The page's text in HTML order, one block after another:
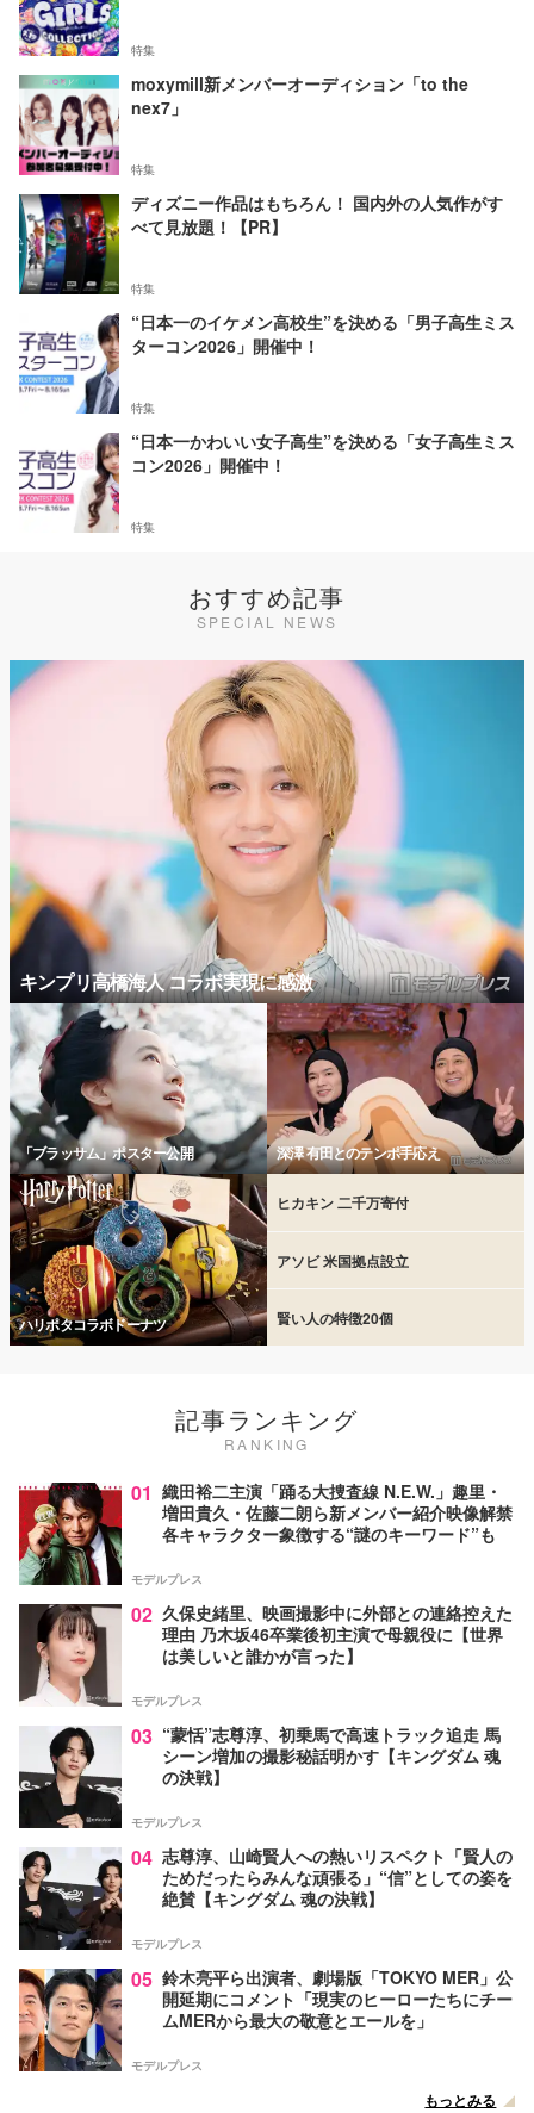
特集
moxymill新メンバーオーディション「to the
nex7」
特集
ディズニー作品はもちろん！ 国内外の人気作がす
べて見放題！【PR】
特集
“日本一のイケメン高校生”を決める「男子高生ミス
ターコン2026」開催中！
特集
“日本一かわいい女子高生”を決める「女子高生ミス
コン2026」開催中！
特集
おすすめ記事
SPECIAL NEWS
キンプリ高橋海人 コラボ実現に感激
「ブラッサム」ポスター公開 深澤 有田とのテンポ手応え
ハリポタコラボドーナツ
ヒカキン 二千万寄付
アソビ 米国拠点設立
賢い人の特徴20個
記事ランキング
RANKING
01 織田裕二主演「踊る大捜査線 N.E.W.」趣里・
増田貴久・佐藤二朗ら新メンバー紹介映像解禁
各キャラクター象徴する“謎のキーワード”も
モデルプレス
02 久保史緒里、映画撮影中に外部との連絡控えた
理由 乃木坂46卒業後初主演で母親役に【世界
は美しいと誰かが言った】
モデルプレス
03 “蒙恬”志尊淳、初乗馬で高速トラック追走 馬
シーン増加の撮影秘話明かす【キングダム 魂
の決戦】
モデルプレス
04 志尊淳、山崎賢人への熱いリスペクト「賢人の
ためだったらみんな頑張る」“信”としての姿を
絶賛【キングダム 魂の決戦】
モデルプレス
05 鈴木亮平ら出演者、劇場版「TOKYO MER」公
開延期にコメント「現実のヒーローたちにチー
ムMERから最大の敬意とエールを」
モデルプレス
もっとみる